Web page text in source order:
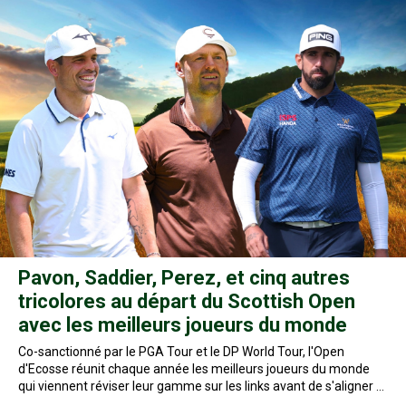
Pavon, Saddier, Perez, et cinq autres
tricolores au départ du Scottish Open
avec les meilleurs joueurs du monde
Co-sanctionné par le PGA Tour et le DP World Tour, l'Open
d'Ecosse réunit chaque année les meilleurs joueurs du monde
qui viennent réviser leur gamme sur les links avant de s'aligner …